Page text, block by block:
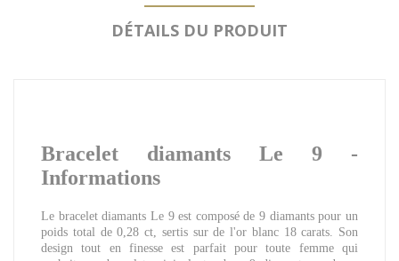
DÉTAILS DU PRODUIT
Bracelet diamants Le 9 -
Informations
Le bracelet diamants Le 9 est composé de 9 diamants pour un
poids total de 0,28 ct, sertis sur de l'or blanc 18 carats. Son
design tout en finesse est parfait pour toute femme qui